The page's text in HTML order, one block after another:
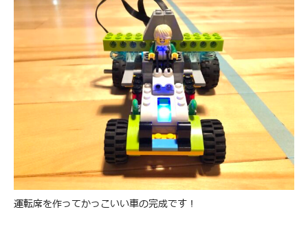
運転席を作ってかっこいい車の完成です！